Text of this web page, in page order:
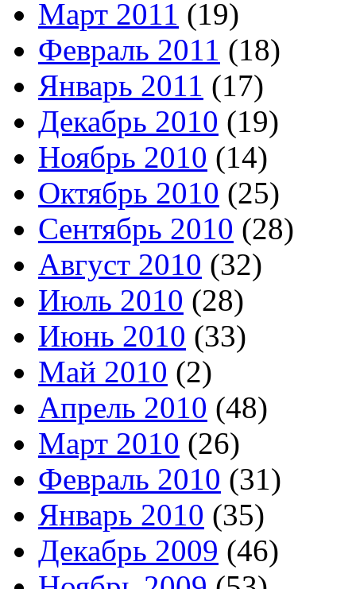
Март 2011 (19)
Февраль 2011 (18)
Январь 2011 (17)
Декабрь 2010 (19)
Ноябрь 2010 (14)
Октябрь 2010 (25)
Сентябрь 2010 (28)
Август 2010 (32)
Июль 2010 (28)
Июнь 2010 (33)
Май 2010 (2)
Апрель 2010 (48)
Март 2010 (26)
Февраль 2010 (31)
Январь 2010 (35)
Декабрь 2009 (46)